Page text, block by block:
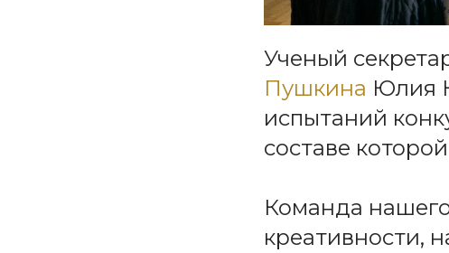
Ученый
Пушкина Юлия
испытаний
составе
Команда
креативности,